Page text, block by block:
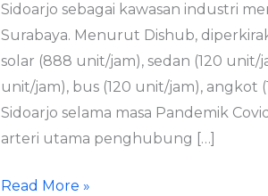
Sidoarjo sebagai kawasan industri
Surabaya. Menurut Dishub,
solar (888 unit/jam), sedan (120
unit/jam), bus (120 unit/jam), angkot
Sidoarjo selama masa Pandemik
arteri utama penghubung […]
Read More »